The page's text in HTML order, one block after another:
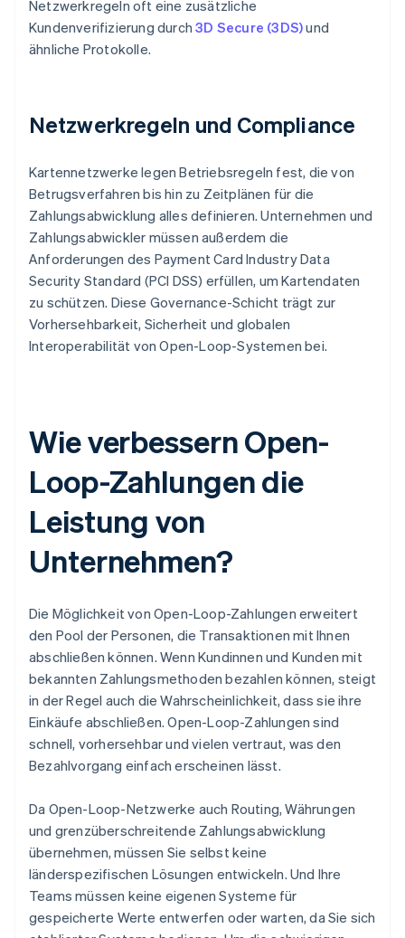
Netzwerkregeln oft eine zusätzliche
Kundenverifizierung durch3D Secure (3DS)und
ähnliche Protokolle.
Netzwerkregeln und Compliance
Kartennetzwerke legen Betriebsregeln fest, die von
Betrugsverfahren bis hin zu Zeitplänen für die
Zahlungsabwicklung alles definieren. Unternehmen und
Zahlungsabwickler müssen außerdem die
Anforderungen des Payment Card Industry Data
Security Standard (PCI DSS) erfüllen, um Kartendaten
zu schützen. Diese Governance-Schicht trägt zur
Vorhersehbarkeit, Sicherheit und globalen
Interoperabilität von Open-Loop-Systemen bei.
Wie verbessern Open-
Loop-Zahlungen die
Leistung von
Unternehmen?
Die Möglichkeit von Open-Loop-Zahlungen erweitert
den Pool der Personen, die Transaktionen mit Ihnen
abschließen können. Wenn Kundinnen und Kunden mit
bekannten Zahlungsmethoden bezahlen können, steigt
in der Regel auch die Wahrscheinlichkeit, dass sie ihre
Einkäufe abschließen. Open-Loop-Zahlungen sind
schnell, vorhersehbar und vielen vertraut, was den
Bezahlvorgang einfach erscheinen lässt.
Da Open-Loop-Netzwerke auch Routing, Währungen
und grenzüberschreitende Zahlungsabwicklung
übernehmen, müssen Sie selbst keine
länderspezifischen Lösungen entwickeln. Und Ihre
Teams müssen keine eigenen Systeme für
gespeicherte Werte entwerfen oder warten, da Sie sich